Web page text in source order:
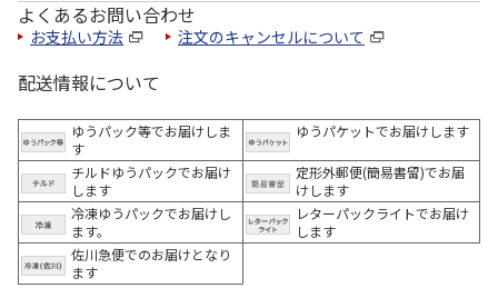
よくあるお問い合わせ
お支払い方法 注文のキャンセルについて
配送情報について
ゆうパック等でお届けしま
す
ゆうパケットでお届けします
チルドゆうパックでお届け
します
定形外郵便(簡易書留)でお届
けします
冷凍ゆうパックでお届けし
ます。
レターパックライトでお届け
します
佐川急便でのお届けとなり
ます